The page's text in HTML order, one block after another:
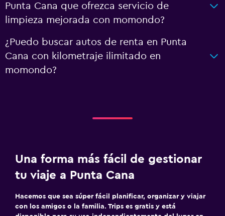
Punta Cana que ofrezca servicio de
limpieza mejorada con momondo?
¿Puedo buscar autos de renta en Punta
Cana con kilometraje ilimitado en
momondo?
Una forma más fácil de gestionar
tu viaje a Punta Cana
Hacemos que sea súper fácil planificar, organizar y viajar
con los amigos o la familia. Trips es gratis y está